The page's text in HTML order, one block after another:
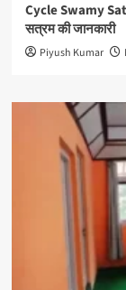
Cycle Swamy
सत्रम की जानकारी
Piyush Kumar